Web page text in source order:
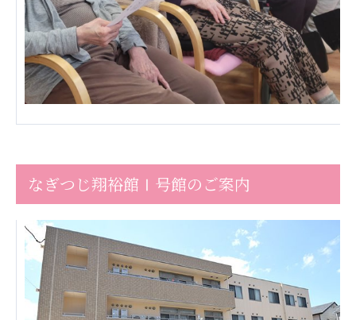
特定非営利活動法人アート応援隊
その他
Mediclude 株式会社アジアメデカ元気事業団
株式会社フラワーコミュニティ放送
特定非営利活動法人共生フォーラム
一般社団法人フードラボジャパン
特定非営利活動法人日本医療福祉機構
株式会社アメックファーマシー
なぎつじ翔裕館Ⅰ号館のご案内